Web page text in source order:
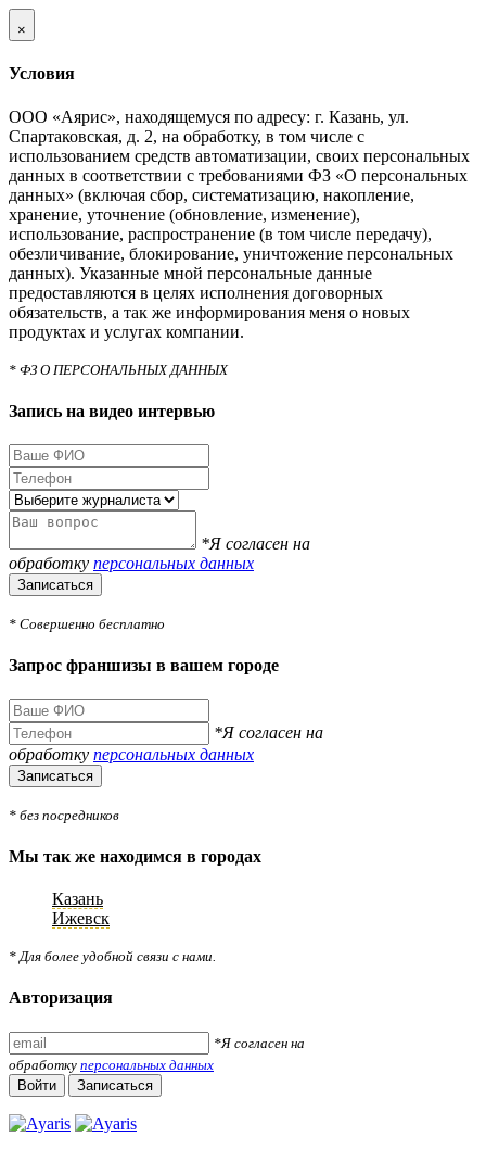
×
Условия
ООО «Аярис», находящемуся по адресу: г. Казань, ул.
Спартаковская, д. 2, на обработку, в том числе с
использованием средств автоматизации, своих персональных
данных в соответствии с требованиями ФЗ «О персональных
данных» (включая сбор, систематизацию, накопление,
хранение, уточнение (обновление, изменение),
использование, распространение (в том числе передачу),
обезличивание, блокирование, уничтожение персональных
данных). Указанные мной персональные данные
предоставляются в целях исполнения договорных
обязательств, а так же информирования меня о новых
продуктах и услугах компании.
* ФЗ О ПЕРСОНАЛЬНЫХ ДАННЫХ
Запись на видео интервью
*Я согласен на
обработку персональных данных
Записаться
* Совершенно бесплатно
Запрос франшизы в вашем городе
*Я согласен на
обработку персональных данных
Записаться
* без посредников
Мы так же находимся в городах
Казань
Ижевск
* Для более удобной связи с нами.
Авторизация
*Я согласен на
обработку персональных данных
Войти
Записаться